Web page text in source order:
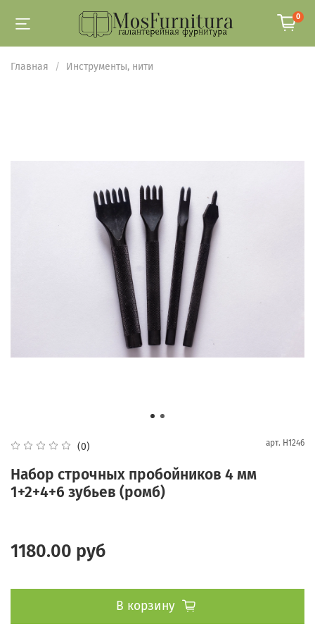
0
Главная Инструменты, нити
(0) арт. H1246
Набор строчных пробойников 4 мм
1+2+4+6 зубьев (ромб)
1180.00 руб
В корзину